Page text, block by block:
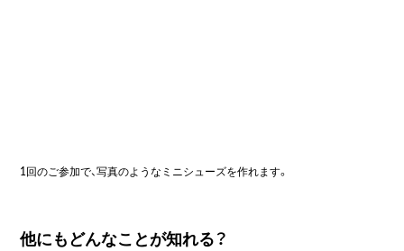
1回のご参加で、写真のようなミニシューズを作れます。
他にもどんなことが知れる？